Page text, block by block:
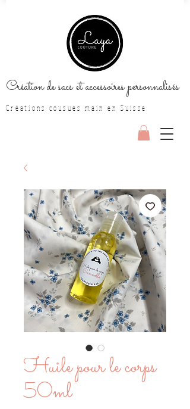
Création de sacs et accessoires personnalisés
Créations cousues main en Suisse
Huile pour le corps
50ml